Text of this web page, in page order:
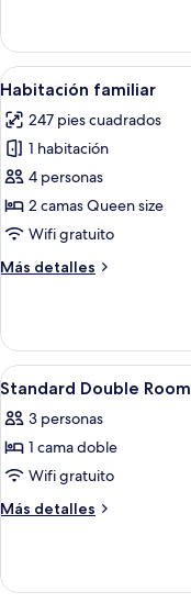
doble
Deluxe
Abrir
todas
las
fotos
de
Habitación
familiar
6
Habitación familiar
247 pies cuadrados
1 habitación
4 personas
2 camas Queen size
Wifi gratuito
Más detalles
Más
familiar
Abrir
todas
las
fotos
de
Standard
8
Standard Double Room
3 personas
1 cama doble
Wifi gratuito
Más detalles
Más
Double